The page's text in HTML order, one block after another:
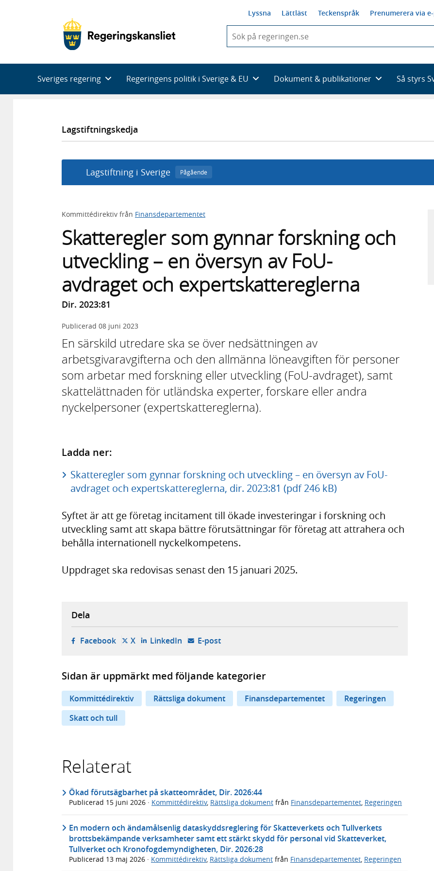
Lyssna Lättläst Teckenspråk Prenumerera via
du
skriva
framträder
en
Sveriges regering Regeringens politik i Sverige & EU Dokument & publikationer Så styrs
Lagstiftningskedja
Lagstiftning i Sverige Pågående
Kommittédirektiv från Finansdepartementet
Skatteregler som gynnar forskning och
utveckling – en översyn av FoU-
avdraget och expertskattereglerna
Dir. 2023:81
Publicerad 08 juni 2023
En särskild utredare ska se över nedsättningen av
arbetsgivaravgifterna och den allmänna löneavgiften för personer
som arbetar med forskning eller utveckling (FoU-avdraget), samt
skattelättnaden för utländska experter, forskare eller andra
nyckelpersoner (expertskattereglerna).
Ladda ner:
Skatteregler som gynnar forskning och utveckling – en översyn av FoU-
avdraget och expertskattereglerna, dir. 2023:81 (pdf 246 kB)
Syftet är att ge företag incitament till ökade investeringar i forskning och
utveckling samt att skapa bättre förutsättningar för företag att attrahera och
behålla internationell nyckelkompetens.
Uppdraget ska redovisas senast den 15 januari 2025.
Dela
Facebook- öppnas i ny flik, extern webbplats,
X- öppnas i ny flik, extern webbplats,
LinkedIn- öppnas i ny flik, extern webbplats,
E-post- öppnar din e-postklient,
Sidan är uppmärkt med följande kategorier
Kommittédirektiv Rättsliga dokument Finansdepartementet
Regeringen
Skatt och tull
Relaterat
Ökad förutsägbarhet på skatteområdet, Dir. 2026:44
Publicerad 15 juni 2026 · Kommittédirektiv, Rättsliga dokument från Finansdepartementet, Regeringen
En modern och ändamålsenlig dataskyddsreglering för Skatteverkets och Tullverkets
brottsbekämpande verksamheter samt ett stärkt skydd för personal vid Skatteverket,
Tullverket och Kronofogdemyndigheten, Dir. 2026:28
Publicerad 13 maj 2026 · Kommittédirektiv, Rättsliga dokument från Finansdepartementet, Regeringen